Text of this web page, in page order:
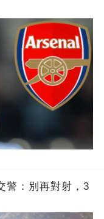
警：別再對射，3